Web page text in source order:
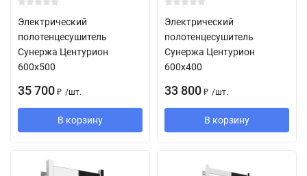
Электрический
полотенцесушитель
Сунержа Центурион
600х500
35 700 ₽ /шт.
В корзину
Электрический
полотенцесушитель
Сунержа Центурион
600х400
33 800 ₽ /шт.
В корзину